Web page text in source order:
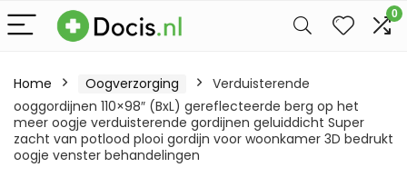
0
Home Oogverzorging
Verduisterende
ooggordijnen 110×98″ (BxL) gereflecteerde berg op het
meer oogje verduisterende gordijnen geluiddicht Super
zacht van potlood plooi gordijn voor woonkamer 3D bedrukt
oogje venster behandelingen